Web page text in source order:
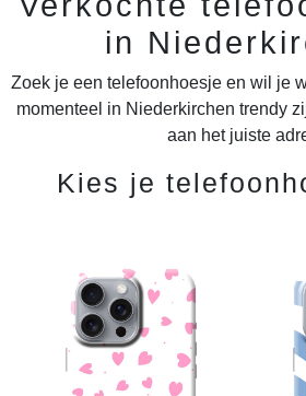
in
Zoek je een telefoonhoesje en wil je
momenteel in Niederkirchen trendy
aan het juiste
Kies je